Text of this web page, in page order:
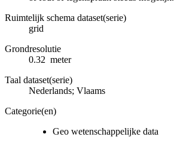
Ruimtelijk schema dataset(serie)
grid
Grondresolutie
0.32 meter
Taal dataset(serie)
Nederlands; Vlaams
Categorie(en)
Geo wetenschappelijke data